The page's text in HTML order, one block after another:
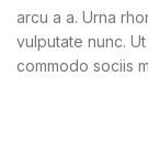
arcu a a. Urna
vulputate nunc.
commodo sociis